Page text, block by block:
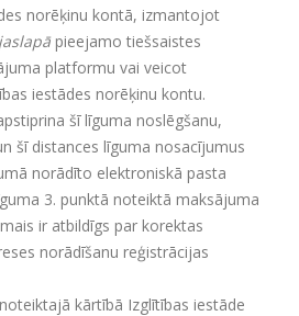
norēķinu kontā, izmantojot
pieejamo tiešsaistes
platformu vai veicot
iestādes norēķinu kontu.
šī līguma noslēgšanu,
šī distances līguma nosacījumus
norādīto elektroniskā pasta
3. punktā noteiktā maksājuma
ir atbildīgs par korektas
norādīšanu reģistrācijas
kārtībā Izglītības iestāde